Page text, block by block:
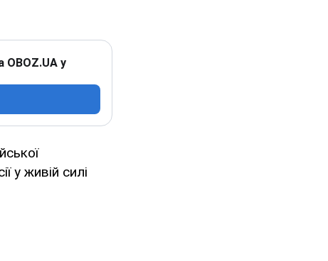
OBOZ.UA у
у живій силі